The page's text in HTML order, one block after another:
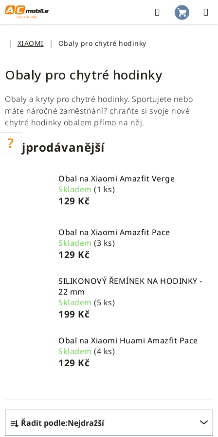
Přejít
na
obsah
Hledat
DomůXIAOMI Obaly pro chytré hodinky
Obaly pro chytré hodinky
Obaly a kryty pro chytré hodinky. Sportujete nebo
máte náročné zaměstnání? chraňte si svoje nové
chytré hodinky obalem přímo na něj.
Nejprodávanější
Obal na Xiaomi Amazfit Verge
Skladem (1 ks)
129 Kč
Obal na Xiaomi Amazfit Pace
Skladem (3 ks)
129 Kč
SILIKONOVÝ ŘEMÍNEK NA HODINKY -
22 mm
Skladem (5 ks)
199 Kč
Obal na Xiaomi Huami Amazfit Pace
Skladem (4 ks)
129 Kč
Ř
a Řadit podle:Nejdražší